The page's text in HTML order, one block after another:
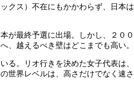
クス）不在にもかかわらず、日本は
が最終予選に出場。しかし、２００
、越えるべき壁はどこまでも高い。
る。リオ行きを決めた女子代表は、
世界レベルは、高さだけでなく速さ